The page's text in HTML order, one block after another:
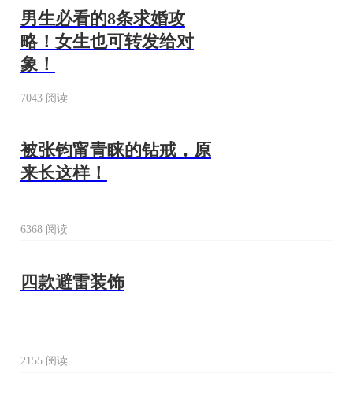
男生必看的8条求婚攻
略！女生也可转发给对
象！
7043 阅读
被张钧甯青睐的钻戒，原
来长这样！
6368 阅读
四款避雷装饰
2155 阅读